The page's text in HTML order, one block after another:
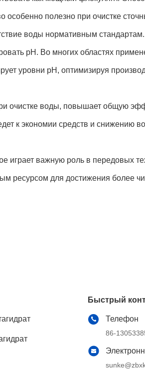
полезно при очистке
воды нормативным стандартам.
pH. Во многих областях
уровни pH, оптимизируя
очистке воды, повышает общую
к экономии средств и снижению
важную роль в передовых
ресурсом для достижения более
Быстрый
Телефон
86-